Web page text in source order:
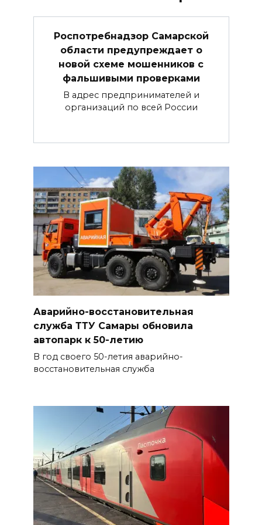
Роспотребнадзор Самарской
области предупреждает о
новой схеме мошенников с
фальшивыми проверками
В адрес предпринимателей и
организаций по всей России
Аварийно-восстановительная
служба ТТУ Самары обновила
автопарк к 50-летию
В год своего 50-летия аварийно-
восстановительная служба